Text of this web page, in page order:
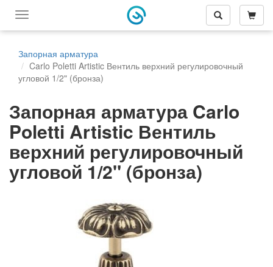
Переключить
меню
Запорная арматура
Carlo Poletti Artistic Вентиль верхний регулировочный
угловой 1/2" (бронза)
Запорная арматура Carlo
Poletti Artistic Вентиль
верхний регулировочный
угловой 1/2" (бронза)